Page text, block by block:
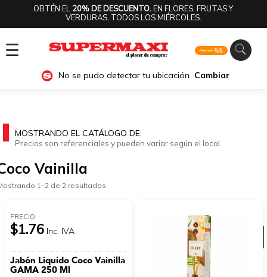
OBTÉN EL 20% DE DESCUENTO.EN FLORES, FRUTAS Y
VERDURAS, TODOS LOS MIÉRCOLES.
☰
No se pudo detectar tu ubicación Cambiar
Ver categorías
MOSTRANDO EL CATÁLOGO DE:
Precios son referenciales y pueden variar según el local.
Vainilla
1–2 de 2 resultados
PRECIO
$1.76 Inc. IVA
Jabón Líquido Coco Vainilla
GAMA 250 Ml